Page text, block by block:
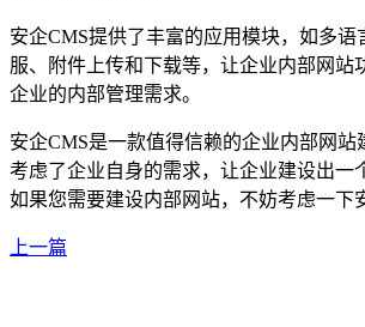
安企CMS提供了丰富的应用模块，如多语
服、附件上传和下载等，让企业内部网站
企业的内部管理需求。
安企CMS是一款值得信赖的企业内部网站
考虑了企业自身的需求，让企业建设出一
如果您需要建设内部网站，不妨考虑一下
上一篇